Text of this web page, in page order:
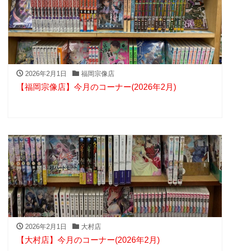
2026年2月1日 福岡宗像店
【福岡宗像店】今月のコーナー(2026年2月)
2026年2月1日 大村店
【大村店】今月のコーナー(2026年2月)